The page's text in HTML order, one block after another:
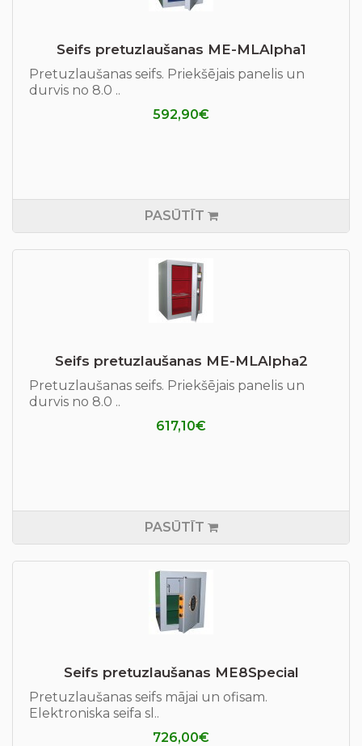
Seifs pretuzlaušanas ME-MLAlpha1
Pretuzlaušanas seifs. Priekšējais panelis un
durvis no 8.0 ..
592,90€
PASŪTĪT
Seifs pretuzlaušanas ME-MLAlpha2
Pretuzlaušanas seifs. Priekšējais panelis un
durvis no 8.0 ..
617,10€
PASŪTĪT
Seifs pretuzlaušanas ME8Special
Pretuzlaušanas seifs mājai un ofisam.
Elektroniska seifa sl..
726,00€